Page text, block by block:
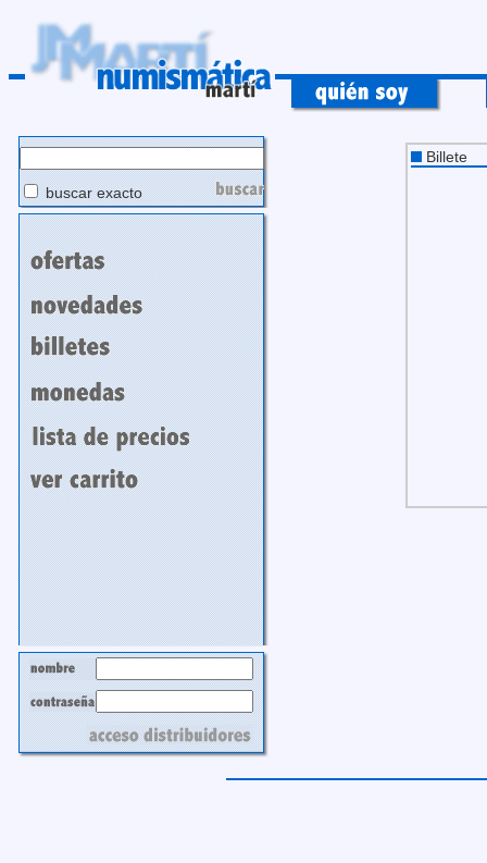
buscar exacto
Billete